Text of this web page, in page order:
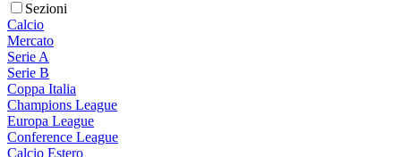
Sezioni
Calcio
Mercato
Serie A
Serie B
Coppa Italia
Champions League
Europa League
Conference League
Calcio Estero